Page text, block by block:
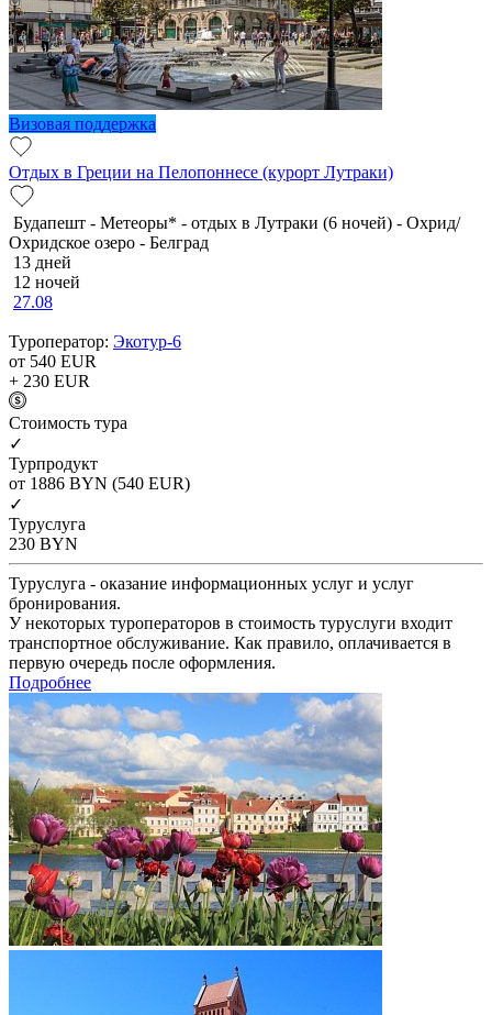
Визовая поддержка
Отдых в Греции на Пелопоннесе (курорт Лутраки)
Будапешт - Метеоры* - отдых в Лутраки (6 ночей) - Охрид/
Охридское озеро - Белград
13 дней
12 ночей
27.08
Туроператор: Экотур-6
от 540 EUR
+ 230 EUR
Cтоимость тура
✓
Турпродукт
от 1886 BYN (540 EUR)
✓
Туруслуга
230 BYN
Туруслуга - оказание информационных услуг и услуг
бронирования.
У некоторых туроператоров в стоимость туруслуги входит
транспортное обслуживание. Как правило, оплачивается в
первую очередь после оформления.
Подробнее